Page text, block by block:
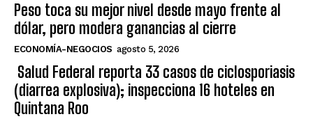
Peso toca su mejor nivel desde mayo frente al
dólar, pero modera ganancias al cierre
ECONOMÍA-NEGOCIOS agosto 5, 2026
Salud Federal reporta 33 casos de ciclosporiasis
(diarrea explosiva); inspecciona 16 hoteles en
Quintana Roo